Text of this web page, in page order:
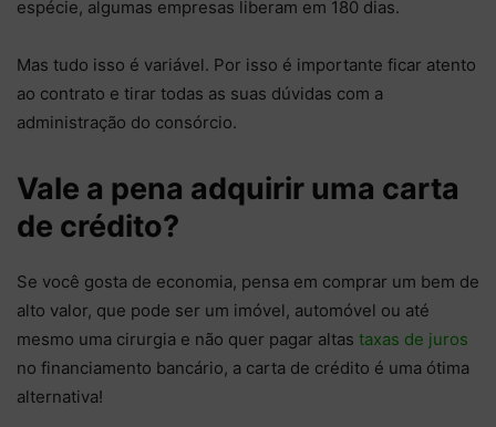
espécie, algumas empresas liberam em 180 dias.
Mas tudo isso é variável. Por isso é importante ficar atento
ao contrato e tirar todas as suas dúvidas com a
administração do consórcio.
Vale a pena adquirir uma carta
de crédito?
Se você gosta de economia, pensa em comprar um bem de
alto valor, que pode ser um imóvel, automóvel ou até
mesmo uma cirurgia e não quer pagar altas taxas de juros
no financiamento bancário, a carta de crédito é uma ótima
alternativa!